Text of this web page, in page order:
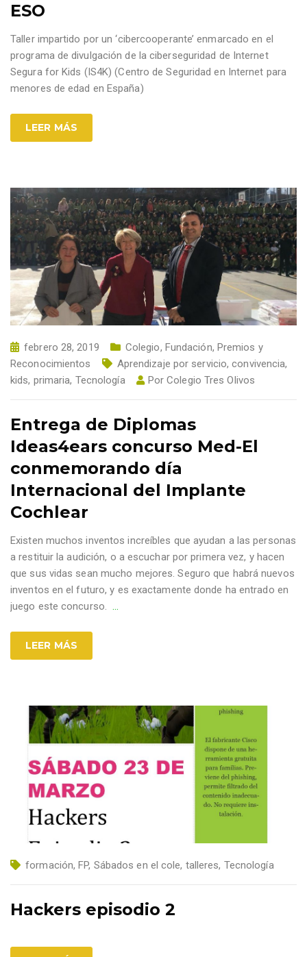
ESO
Taller impartido por un ‘cibercooperante’ enmarcado en el
programa de divulgación de la ciberseguridad de Internet
Segura for Kids (IS4K) (Centro de Seguridad en Internet para
menores de edad en España)
LEER MÁS
febrero 28, 2019 Colegio, Fundación, Premios y
Reconocimientos
Aprendizaje por servicio,convivencia,
kids, primaria, Tecnología PorColegio Tres Olivos
Entrega de Diplomas
Ideas4ears concurso Med-El
conmemorando día
Internacional del Implante
Cochlear
Existen muchos inventos increíbles que ayudan a las personas
a restituir la audición, o a escuchar por primera vez, y hacen
que sus vidas sean mucho mejores. Seguro que habrá nuevos
inventos en el futuro, y es exactamente donde ha entrado en
juego este concurso.…
LEER MÁS
formación,FP, Sábados en el cole, talleres, Tecnología
Hackers episodio 2